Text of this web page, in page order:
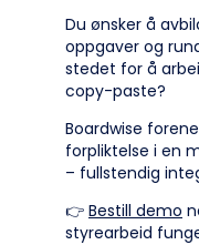
Du ønsker å
oppgaver og
stedet for å
copy-paste?
Boardwise
forpliktelse i en
– fullstendig
👉 Bestill demo
styrearbeid